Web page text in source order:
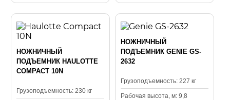
НОЖНИЧНЫЙ
ПОДЪЕМНИК HAULOTTE
COMPACT 10N
Грузоподъемность: 230 кг
НОЖНИЧНЫЙ
ПОДЪЕМНИК GENIE GS-
2632
Грузоподъемность: 227 кг
Рабочая высота, м: 9,8